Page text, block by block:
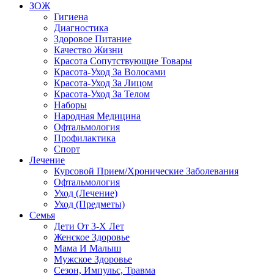
ЗОЖ
Гигиена
Диагностика
Здоровое Питание
Качество Жизни
Красота Сопутствующие Товары
Красота-Уход За Волосами
Красота-Уход За Лицом
Красота-Уход За Телом
Наборы
Народная Медицина
Офтальмология
Профилактика
Спорт
Лечение
Курсовой Прием/Хронические Заболевания
Офтальмология
Уход (Лечение)
Уход (Предметы)
Семья
Дети От 3-Х Лет
Женское Здоровье
Мама И Малыш
Мужское Здоровье
Сезон, Импульс, Травма